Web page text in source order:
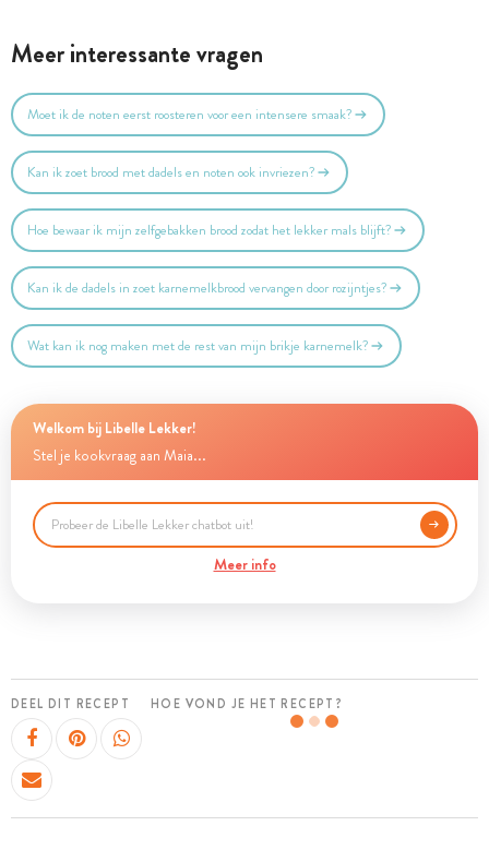
Meer interessante vragen
Moet ik de noten eerst roosteren voor een intensere smaak?
Kan ik zoet brood met dadels en noten ook invriezen?
Hoe bewaar ik mijn zelfgebakken brood zodat het lekker mals blijft?
Kan ik de dadels in zoet karnemelkbrood vervangen door rozijntjes?
Wat kan ik nog maken met de rest van mijn brikje karnemelk?
Welkom bij Libelle Lekker!
Stel je kookvraag aan Maia...
Meer info
DEEL DIT RECEPT HOE VOND JE HET RECEPT?